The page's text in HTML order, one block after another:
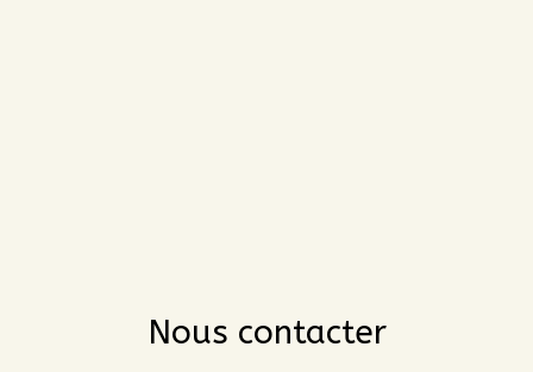
Nous contacter